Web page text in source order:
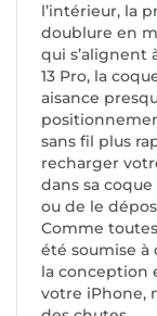
l’intérieur, la
doublure en
qui s’alignent
13 Pro, la
aisance
sans fil plus
recharger
dans sa
ou de le
Comme
été soumise à
la conception
votre iPhone,